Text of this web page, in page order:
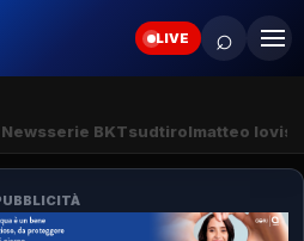
LIVE ⌕
serie BKTsudtirolmatteo lovisa